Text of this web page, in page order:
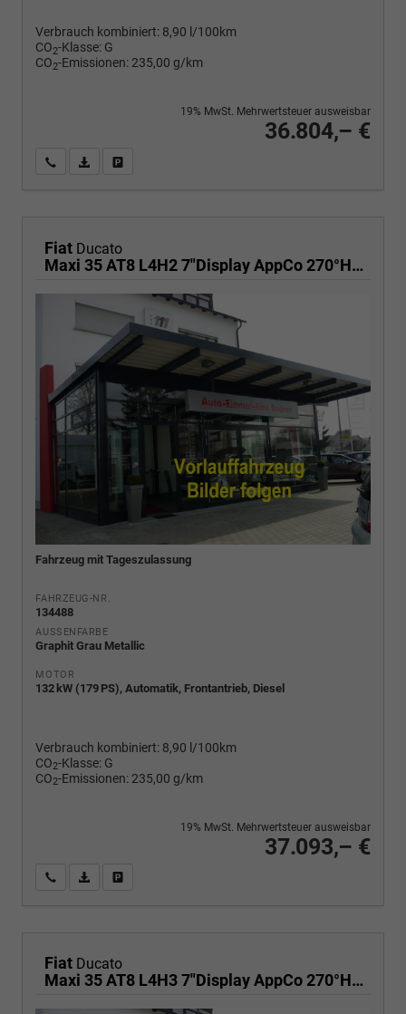
Verbrauch kombiniert: 8,90 l/100km
CO2-Klasse: G
CO2-Emissionen: 235,00 g/km
36.804,– €
19% MwSt. Mehrwertsteuer ausweisbar
Wir rufen Sie anPDF-Fahrzeugexposé drucken
Fiat Ducato
Maxi 35 AT8 L4H2 7"Display AppCo 270°HFT
Fahrzeug mit Tageszulassung
FAHRZEUG-NR.
134488
AUSSENFARBE
Graphit Grau Metallic
MOTOR
132 kW (179 PS), Automatik, Frontantrieb, Diesel
Verbrauch kombiniert: 8,90 l/100km
CO2-Klasse: G
CO2-Emissionen: 235,00 g/km
37.093,– €
19% MwSt. Mehrwertsteuer ausweisbar
Wir rufen Sie anPDF-Fahrzeugexposé drucken
Fiat Ducato
Maxi 35 AT8 L4H3 7"Display AppCo 270°HFT